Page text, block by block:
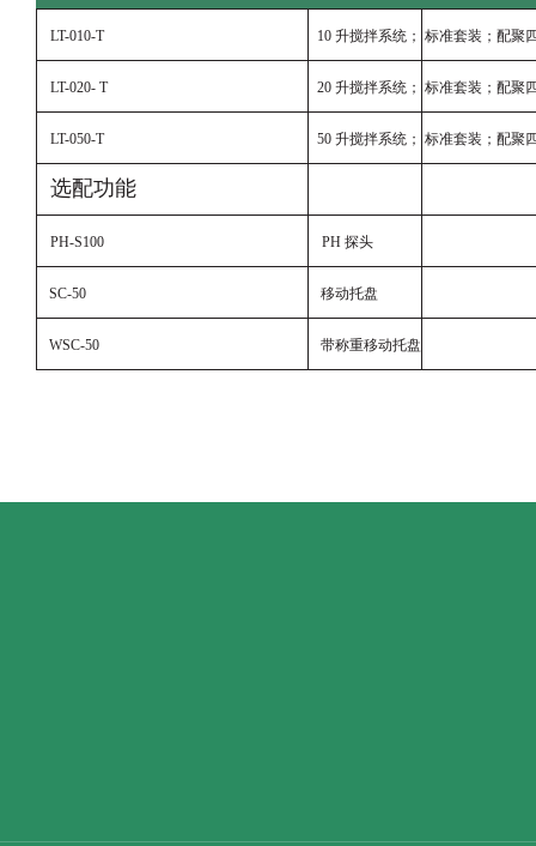
LT-010-T 10 升搅拌系统； 标准套装；配聚
LT-020- T 20 升搅拌系统； 标准套装；配聚
LT-050-T 50 升搅拌系统； 标准套装；配聚
选配功能
PH-S100 PH 探头
SC-50 移动托盘
WSC-50 带称重移动托盘